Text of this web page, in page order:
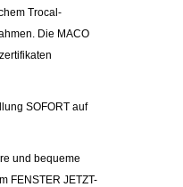
Trocal-
Die MACO
SOFORT auf
und bequeme
FENSTER JETZT-